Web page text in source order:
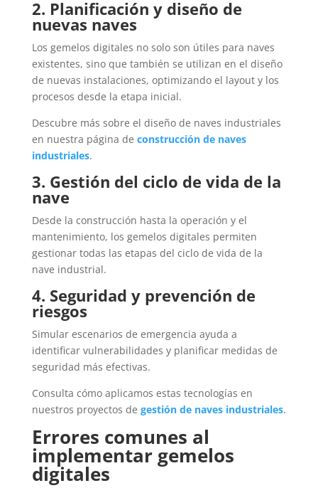
2. Planificación y diseño de
nuevas naves
Los gemelos digitales no solo son útiles para naves
existentes, sino que también se utilizan en el diseño
de nuevas instalaciones, optimizando el layout y los
procesos desde la etapa inicial.
Descubre más sobre el diseño de naves industriales
en nuestra página de construcción de naves
industriales.
3. Gestión del ciclo de vida de la
nave
Desde la construcción hasta la operación y el
mantenimiento, los gemelos digitales permiten
gestionar todas las etapas del ciclo de vida de la
nave industrial.
4. Seguridad y prevención de
riesgos
Simular escenarios de emergencia ayuda a
identificar vulnerabilidades y planificar medidas de
seguridad más efectivas.
Consulta cómo aplicamos estas tecnologías en
nuestros proyectos de gestión de naves industriales.
Errores comunes al
implementar gemelos
digitales